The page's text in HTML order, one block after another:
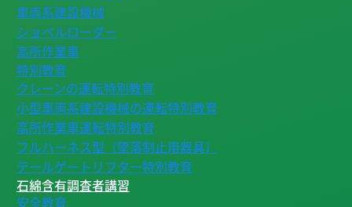
車両系建設機械
ショベルローダー
高所作業車
特別教育
クレーンの運転特別教育
小型車両系建設機械の運転特別教育
高所作業車運転特別教育
フルハーネス型（墜落制止用器具）
テールゲートリフター特別教育
石綿含有調査者講習
安全教育